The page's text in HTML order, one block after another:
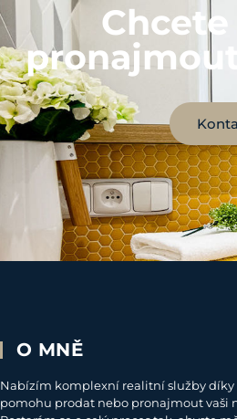
O MNĚ
Nabízím komplexní realitní služby díky
pomohu prodat nebo pronajmout vaši